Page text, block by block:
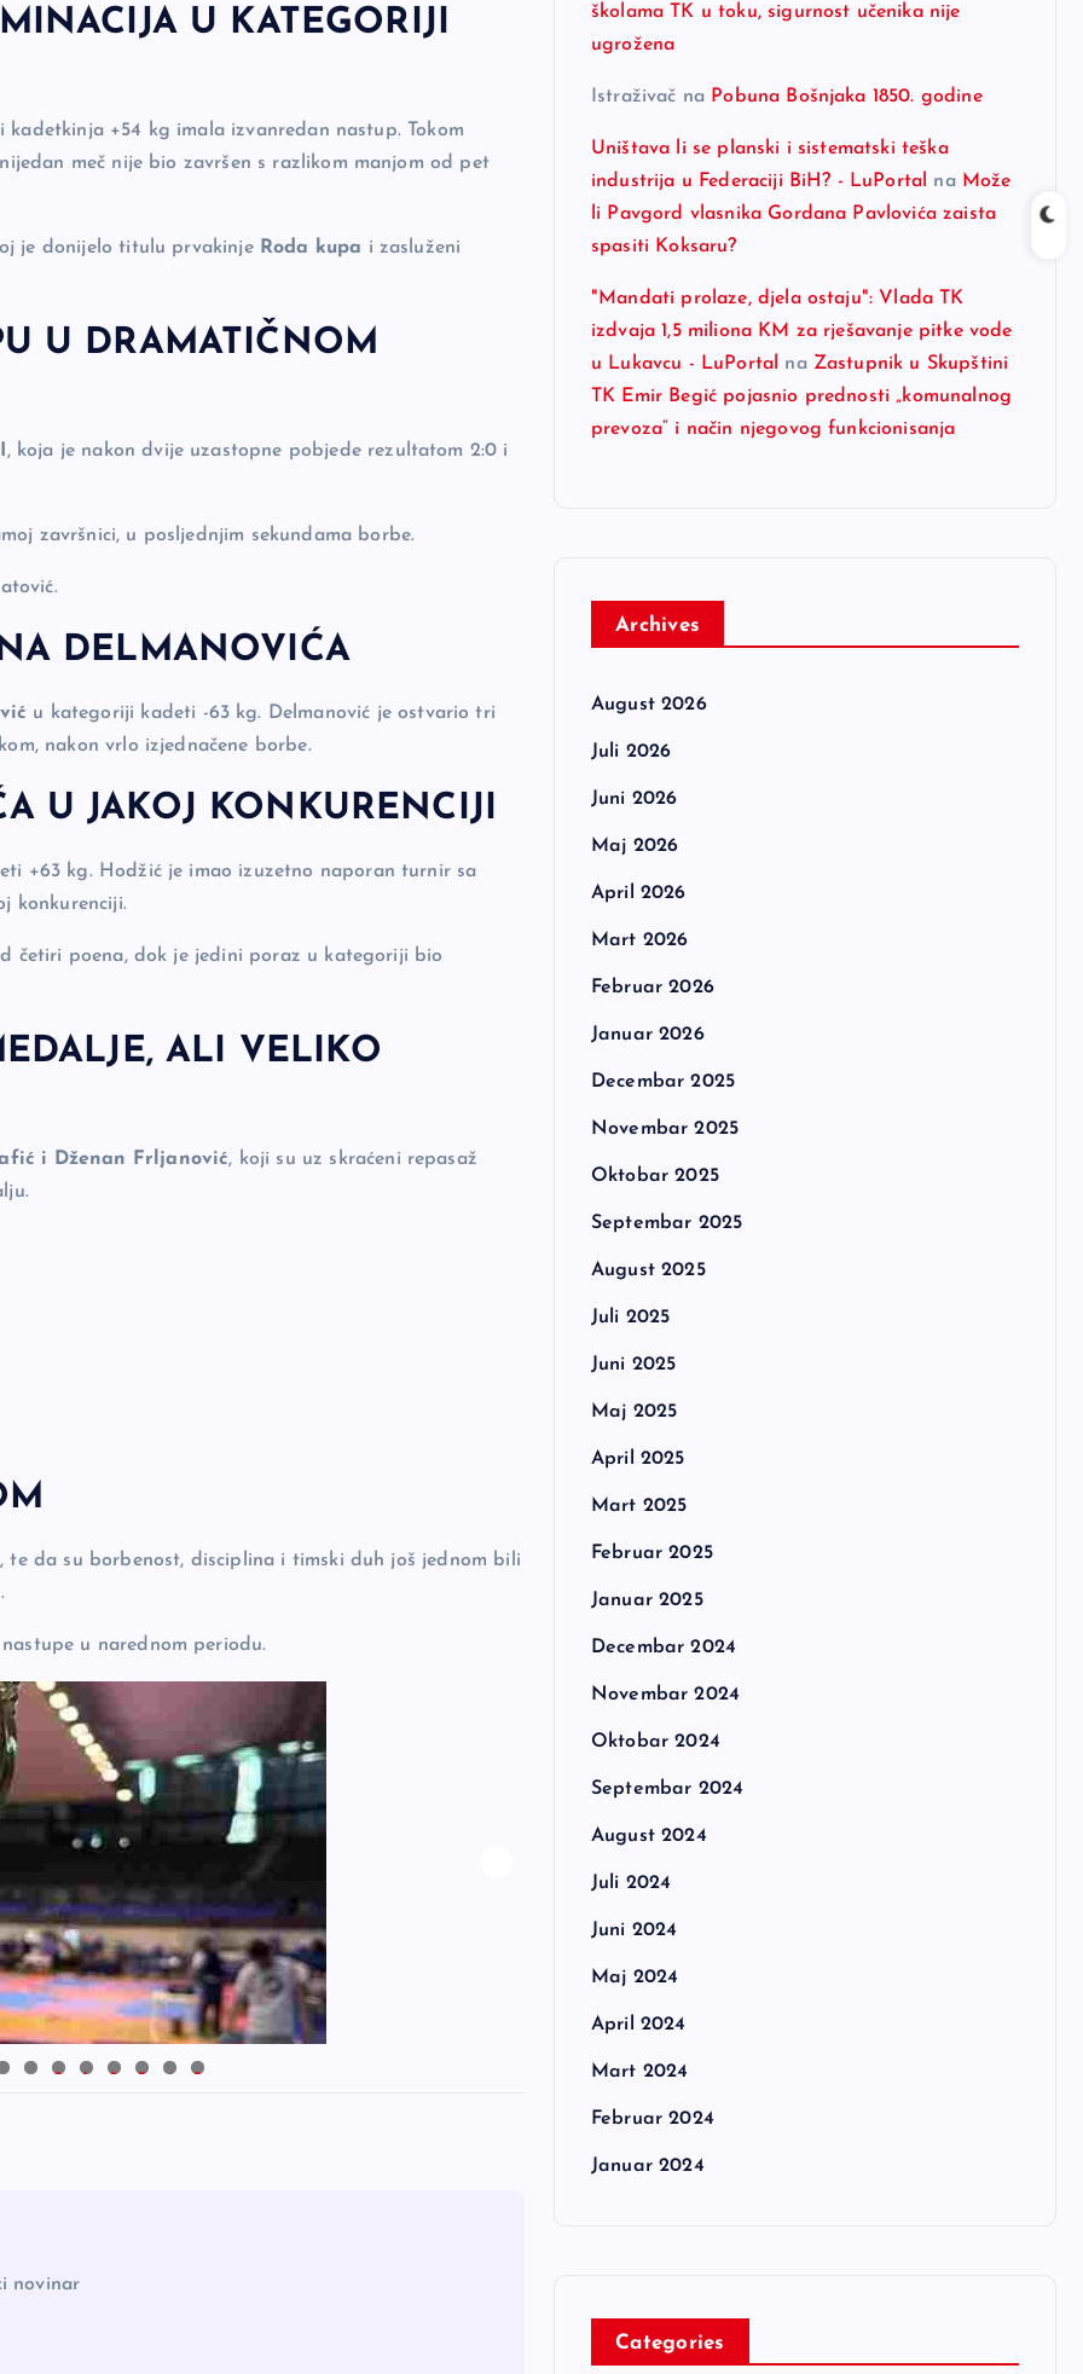
U KATEGORIJI
kadetkinja +54 kg imala izvanredan nastup. Tokom
meč nije bio završen s razlikom manjom od pet
je donijelo titulu prvakinje Roda kupa i zasluženi
U DRAMATIČNOM
, koja je nakon dvije uzastopne pobjede rezultatom 2:0 i
završnici, u posljednjim sekundama borbe.
DELMANOVIĆA
u kategoriji kadeti -63 kg. Delmanović je ostvario tri
nakon vrlo izjednačene borbe.
U JAKOJ KONKURENCIJI
+63 kg. Hodžić je imao izuzetno naporan turnir sa
konkurenciji.
četiri poena, dok je jedini poraz u kategoriji bio
ALI VELIKO
i Dženan Frljanović, koji su uz skraćeni repasaž
da su borbenost, disciplina i timski duh još jednom bili
u narednom periodu.
0 1 2 3 4 5
novinar
školama TK u toku, sigurnost učenika nije
ugrožena
Istraživač na Pobuna Bošnjaka 1850. godine
Uništava li se planski i sistematski teška
industrija u Federaciji BiH? - LuPortal
na Može
li Pavgord vlasnika Gordana Pavlovića zaista
spasiti Koksaru?
"Mandati prolaze, djela ostaju": Vlada TK
izdvaja 1,5 miliona KM za rješavanje pitke vode
u Lukavcu - LuPortal
na Zastupnik u Skupštini
TK Emir Begić pojasnio prednosti „komunalnog
prevoza“ i način njegovog funkcionisanja
Archives
August 2026
Juli 2026
Juni 2026
Maj 2026
April 2026
Mart 2026
Februar 2026
Januar 2026
Decembar 2025
Novembar 2025
Oktobar 2025
Septembar 2025
August 2025
Juli 2025
Juni 2025
Maj 2025
April 2025
Mart 2025
Februar 2025
Januar 2025
Decembar 2024
Novembar 2024
Oktobar 2024
Septembar 2024
August 2024
Juli 2024
Juni 2024
Maj 2024
April 2024
Mart 2024
Februar 2024
Januar 2024
Categories